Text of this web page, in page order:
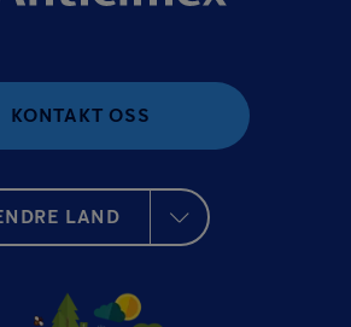
KONTAKT OSS
LAND